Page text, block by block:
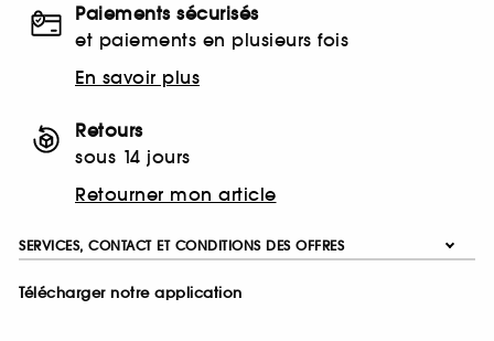
Paiements sécurisés
et paiements en plusieurs fois
En savoir plus
Retours
sous 14 jours
Retourner mon article
SERVICES, CONTACT ET CONDITIONS DES OFFRES
Télécharger notre application